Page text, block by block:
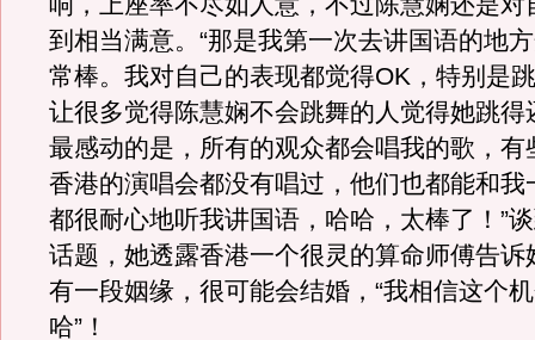
到相当满意。“那是我第一次去讲国语的地
常棒。我对自己的表现都觉得OK，特别是
让很多觉得陈慧娴不会跳舞的人觉得她跳得
最感动的是，所有的观众都会唱我的歌，有
香港的演唱会都没有唱过，他们也都能和我
都很耐心地听我讲国语，哈哈，太棒了！”
话题，她透露香港一个很灵的算命师傅告诉
有一段姻缘，很可能会结婚，“我相信这个
哈”！